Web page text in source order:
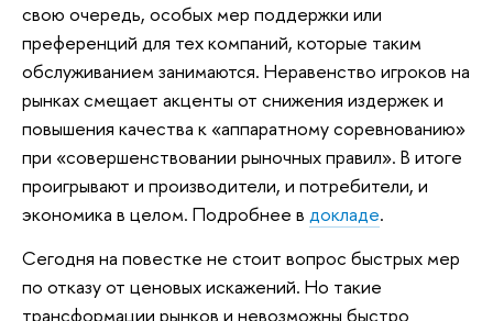
свою очередь, особых мер поддержки или
преференций для тех компаний, которые таким
обслуживанием занимаются. Неравенство игроков на
рынках смещает акценты от снижения издержек и
повышения качества к «аппаратному соревнованию»
при «совершенствовании рыночных правил». В итоге
проигрывают и производители, и потребители, и
экономика в целом. Подробнее в докладе.
Сегодня на повестке не стоит вопрос быстрых мер
по отказу от ценовых искажений. Но такие
трансформации рынков и невозможны быстро